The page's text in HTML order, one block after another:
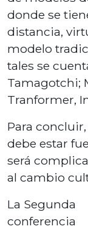
donde se
distancia,
modelo
tales se
Tamagotchi;
Tranformer,
Para
debe estar
será
al cambio
La Segunda
conferencia